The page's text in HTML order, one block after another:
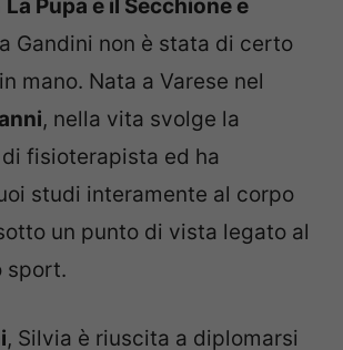
La Pupa e il Secchione e
Gandini non è stata di certo
mano. Nata a Varese nel
, nella vita svolge la
fisioterapista ed ha
studi interamente al corpo
un punto di vista legato al
sport.
, Silvia è riuscita a diplomarsi